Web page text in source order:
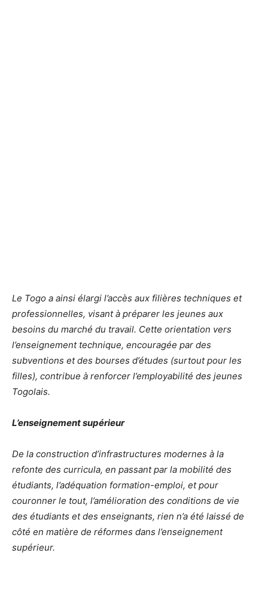
Le Togo a ainsi élargi l’accès aux filières techniques et
professionnelles, visant à préparer les jeunes aux
besoins du marché du travail. Cette orientation vers
l’enseignement technique, encouragée par des
subventions et des bourses d’études (surtout pour les
filles), contribue à renforcer l’employabilité des jeunes
Togolais.
L’enseignement supérieur
De la construction d’infrastructures modernes à la
refonte des curricula, en passant par la mobilité des
étudiants, l’adéquation formation-emploi, et pour
couronner le tout, l’amélioration des conditions de vie
des étudiants et des enseignants, rien n’a été laissé de
côté en matière de réformes dans l’enseignement
supérieur.